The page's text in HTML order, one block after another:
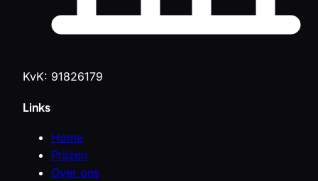
KvK: 91826179
Links
Home
Prijzen
Over ons